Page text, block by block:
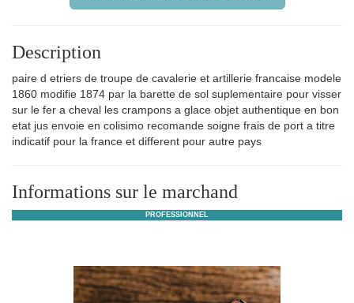
Description
paire d etriers de troupe de cavalerie et artillerie francaise modele
1860 modifie 1874 par la barette de sol suplementaire pour visser
sur le fer a cheval les crampons a glace objet authentique en bon
etat jus envoie en colisimo recomande soigne frais de port a titre
indicatif pour la france et different pour autre pays
Informations sur le marchand
PROFESSIONNEL